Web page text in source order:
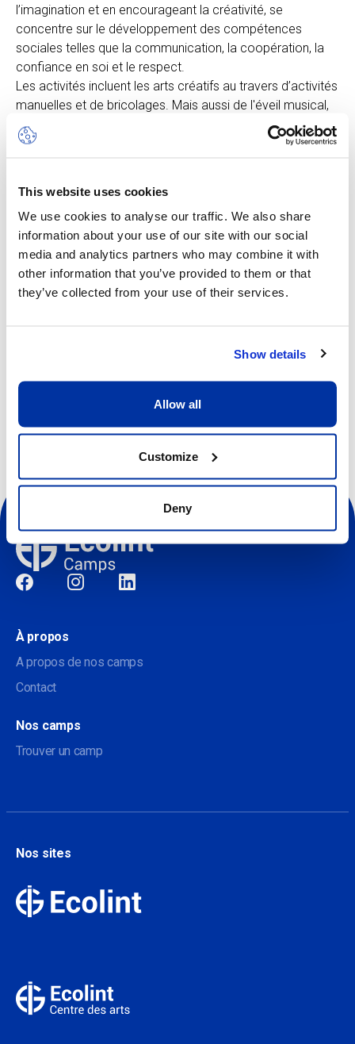
This website uses cookies
We use cookies to analyse our traffic. We also share
information about your use of our site with our social
media and analytics partners who may combine it with
other information that you’ve provided to them or that
they’ve collected from your use of their services.
Show details
Allow all
Customize
Deny
l’imagination et en encourageant la créativité, se
concentre sur le développement des compétences
sociales telles que la communication, la coopération, la
confiance en soi et le respect.
Les activités incluent les arts créatifs au travers d’activités
manuelles et de bricolages. Mais aussi de l'éveil musical,
des jeux de motricité et des activités sportives.
Les enfants participeront à des activités à l’intérieur et à
organisée en fonction des différents besoins des jeunes
enfants.
Veuillez noter que les enfants doivent être propres
et capables d'utiliser les toilettes de manière
autonome.
Autres dates disponibles
Sociale
À propos
A propos de nos camps
Contact
Nos camps
Trouver un camp
Nos sites